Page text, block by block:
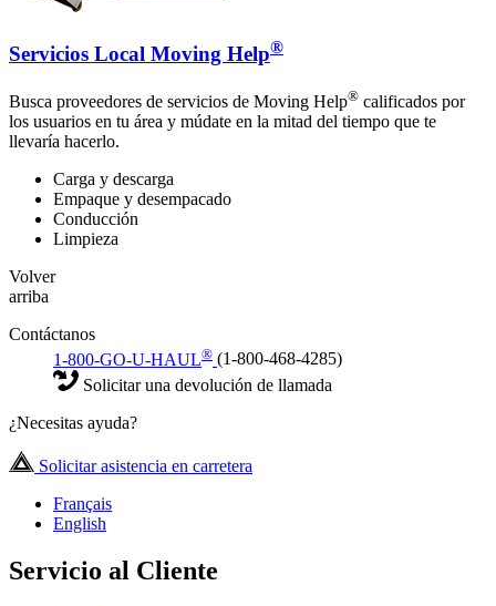
Servicios Local Moving Help®
Busca proveedores de servicios de Moving Help® calificados por
los usuarios en tu área y múdate en la mitad del tiempo que te
llevaría hacerlo.
Carga y descarga
Empaque y desempacado
Conducción
Limpieza
Volver
arriba
Contáctanos
1-800-GO-U-HAUL® (1-800-468-4285)
Solicitar una devolución de llamada
¿Necesitas ayuda?
Solicitar asistencia en carretera
Français
English
Servicio al Cliente